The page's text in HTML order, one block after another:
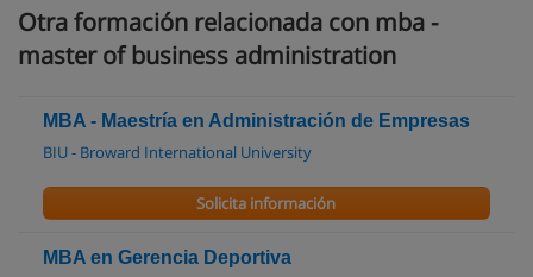
Otra formación relacionada con mba -
master of business administration
MBA - Maestría en Administración de Empresas
BIU - Broward International University
Solicita información
MBA en Gerencia Deportiva